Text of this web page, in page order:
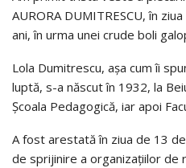
AURORA DUMITRESCU, în
ani, în urma unei crude boli
Lola Dumitrescu, aşa cum îi
luptă, s-a născut în 1932, la
Şcoala Pedagogică, iar apoi
A fost arestată în ziua de 13
de sprijinire a organizaţiilor de